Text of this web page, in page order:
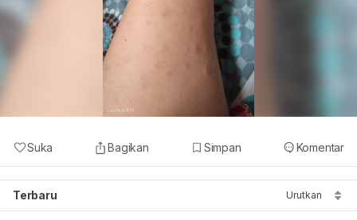
Suka Bagikan Simpan Komentar
Terbaru Urutkan